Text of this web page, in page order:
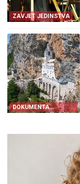
ZAVJET JEDINSTVA
DOKUMENTA
OTKRIVAJU